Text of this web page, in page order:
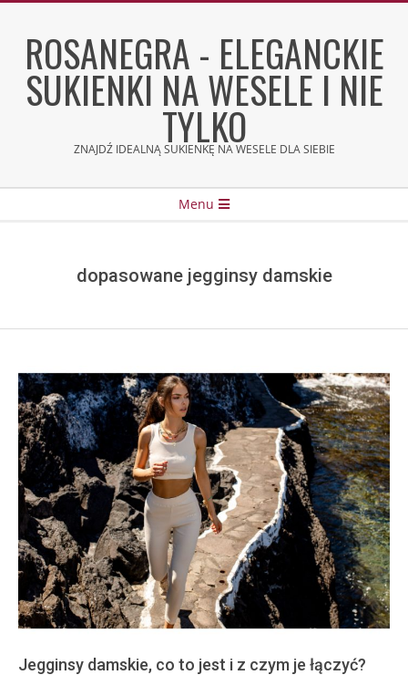
contentROSANEGRA - ELEGANCKIE
SUKIENKI NA WESELE I NIE
TYLKO
ZNAJDŹ IDEALNĄ SUKIENKĘ NA WESELE DLA SIEBIE
Menu
dopasowane jegginsy damskie
Jegginsy damskie, co to jest i z czym je łączyć?